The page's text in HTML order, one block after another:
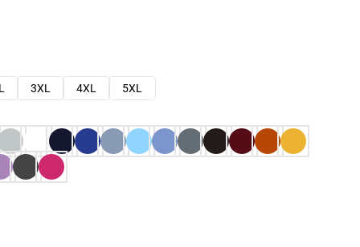
3XL 4XL 5XL